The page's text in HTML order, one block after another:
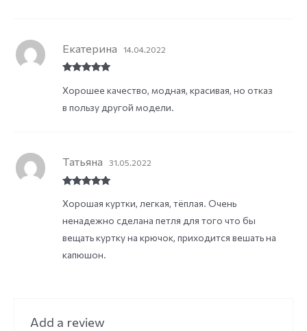
of 5
Екатерина 14.04.2022
Хорошее качество, модная, красивая, но отказ
в пользу другой модели.
of 5
Татьяна 31.05.2022
Хорошая куртки, легкая, тёплая. Очень
ненадежно сделана петля для того что бы
вещать куртку на крючок, приходится вешать на
капюшон.
Add a review